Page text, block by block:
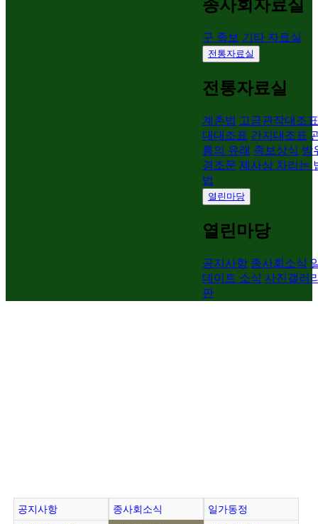
종사회자료실
구 족보 기타 자료실
전통자료실
전통자료실
계촌법 고금관작대조표
대대조표 간지대조표
름의 유래 족보상식 방
경조문 제사상 차리는
법
열린마당
열린마당
공지사항 종사회소식
데이트 소식 사진갤러
판
공지사항 종사회소식
일가동정